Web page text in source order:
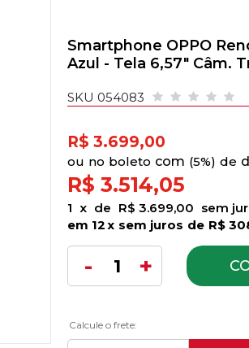
Smartphone OPPO
Azul - Tela 6,57" Câm.
SKU 054083
R$ 3.699,00
1 x de R$ 3.699,00 sem
12x de R$
sem juros
R$ 3.514,05
de
5%)
no boleto